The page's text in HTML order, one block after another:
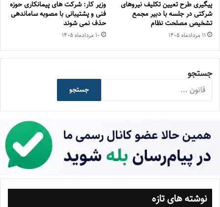
پیگیری طرح تعیین تکلیف نیروهای
شرکتی در جلسه با دبیر مجمع
تشخیص مصلحت نظام
۱۱ مرداد‌ماه ۱۴۰۵
وزیر کار: شرکت های پیمانکاری حوزه
فنی و پشتیبانی با مصوبه ساماندهی
حذف نمی شوند
۱۰ مرداد‌ماه ۱۴۰۵
جستجو
جستجو
نوشته های تازه